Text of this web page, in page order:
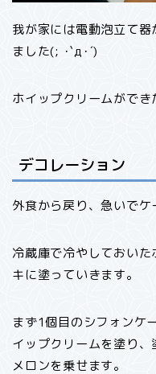
我が家には電動泡立て
ました(; ･`д･´)
ホイップクリームができ
デコレーション
外食から戻り、急いでケ
冷蔵庫で冷やしておい
キに塗っていきます。
まず1個目のシフォンケ
イップクリームを塗り
メロンを乗せます。